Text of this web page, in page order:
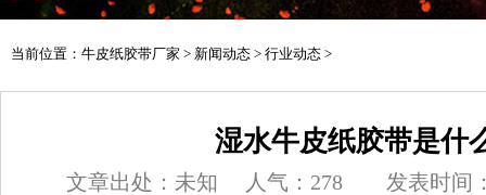
当前位置： 牛皮纸胶带厂家 > 新闻动态 > 行业动态 >
湿水牛皮纸胶带是什
文章出处：未知 人气： 278 发表时间